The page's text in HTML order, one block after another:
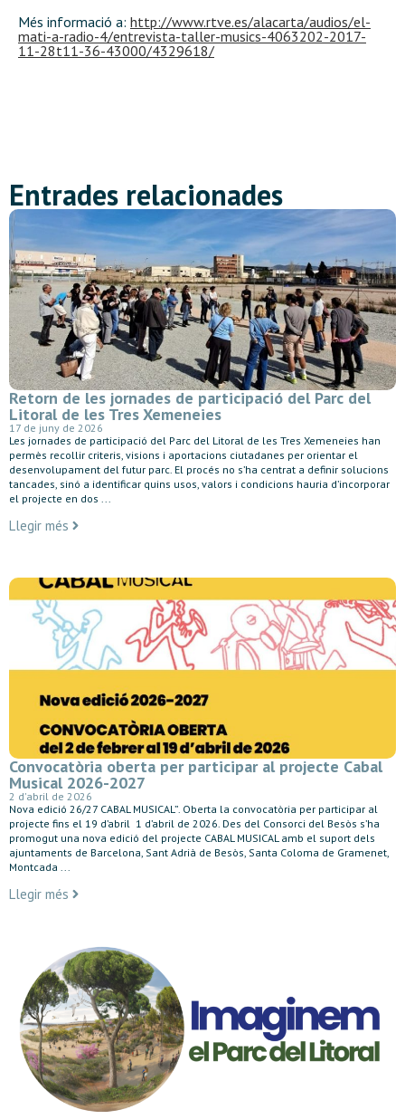
Més informació a: http://www.rtve.es/alacarta/audios/el-
mati-a-radio-4/entrevista-taller-musics-4063202-2017-
11-28t11-36-43000/4329618/
Entrades relacionades
Retorn de les jornades de participació del Parc del
Litoral de les Tres Xemeneies
17 de juny de 2026
Les jornades de participació del Parc del Litoral de les Tres Xemeneies han
permès recollir criteris, visions i aportacions ciutadanes per orientar el
desenvolupament del futur parc. El procés no s’ha centrat a definir solucions
tancades, sinó a identificar quins usos, valors i condicions hauria d’incorporar
el projecte en dos ...
Llegir més
Convocatòria oberta per participar al projecte Cabal
Musical 2026-2027
2 d'abril de 2026
Nova edició 26/27 CABAL MUSICAL”. Oberta la convocatòria per participar al
projecte fins el 19 d’abril 1 d’abril de 2026. Des del Consorci del Besòs s’ha
promogut una nova edició del projecte CABAL MUSICAL amb el suport dels
ajuntaments de Barcelona, Sant Adrià de Besòs, Santa Coloma de Gramenet,
Montcada ...
Llegir més